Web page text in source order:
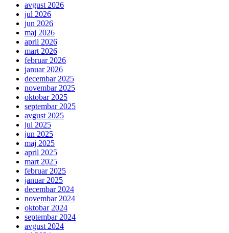
avgust 2026
jul 2026
jun 2026
maj 2026
april 2026
mart 2026
februar 2026
januar 2026
decembar 2025
novembar 2025
oktobar 2025
septembar 2025
avgust 2025
jul 2025
jun 2025
maj 2025
april 2025
mart 2025
februar 2025
januar 2025
decembar 2024
novembar 2024
oktobar 2024
septembar 2024
avgust 2024